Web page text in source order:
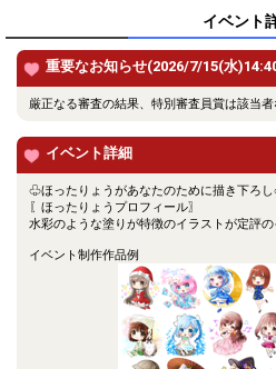
(available from 1 JPY)! When you
continue to send gifts to the
performer(s), the performer's
popularity ranking and your
ranking go up.
To cheer on performers, you can
To send performers paid items,
you must use Show Gold.
イベント
重要なお知らせ(2026/7/15(水
厳正なる審査の結果、特別審査員賞は該当者
イベント詳細
♧ほったりょうがあなたのために描き下ろ
〖ほったりょうプロフィール〗
水彩のような塗りが特徴のイラストが定評の
イベント制作作品例